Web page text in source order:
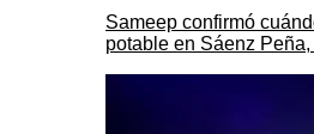
Sameep confirmó
potable en Sáenz